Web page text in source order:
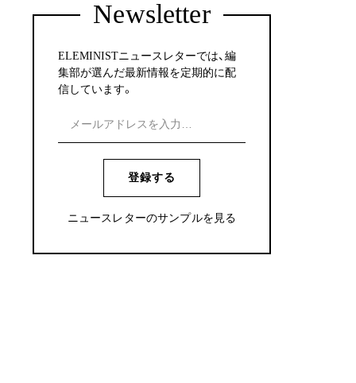
Newsletter
ELEMINISTニュースレターでは、編
集部が選んだ最新情報を定期的に配
信しています。
登録する
ニュースレターのサンプルを見る